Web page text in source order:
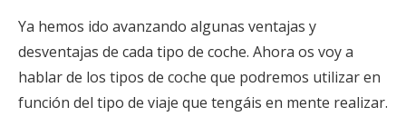
Ya hemos ido avanzando algunas ventajas y
desventajas de cada tipo de coche. Ahora os voy a
hablar de los tipos de coche que podremos utilizar en
función del tipo de viaje que tengáis en mente realizar.